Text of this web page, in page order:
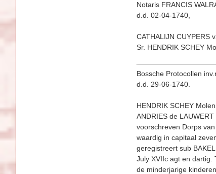
Notaris FRANCIS
d.d. 02-04-1740,
CATHALIJN CUYPERS
Sr. HENDRIK SCHEY
Bossche Protocollen
d.d. 29-06-1740.
HENDRIK SCHEY
ANDRIES de
voorschreven Dorps
waardig in capitaal
geregistreert sub
July XVIIc agt en dartig.
de minderjarige